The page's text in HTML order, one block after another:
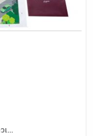
เ...